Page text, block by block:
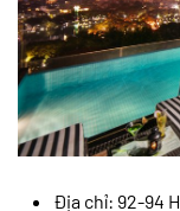
Địa chỉ: 92-94